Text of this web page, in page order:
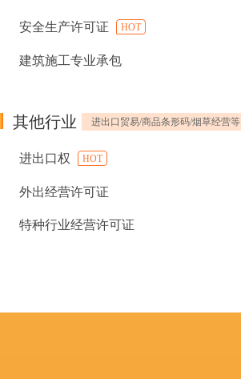
安全生产许可证 HOT
建筑施工专业承包
其他行业 进出口贸易/商品条形码/烟草经营等
进出口权 HOT
外出经营许可证
特种行业经营许可证